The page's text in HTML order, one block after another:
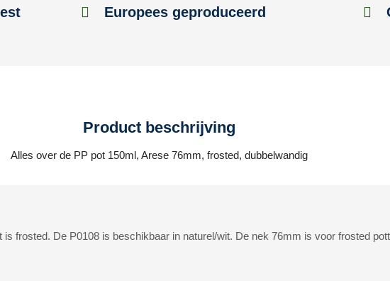
Europees geproduceerd
Product beschrijving
Alles over de PP pot 150ml, Arese 76mm, frosted, dubbelwandig
frosted. De P0108 is beschikbaar in naturel/wit. De nek 76mm is voor frosted